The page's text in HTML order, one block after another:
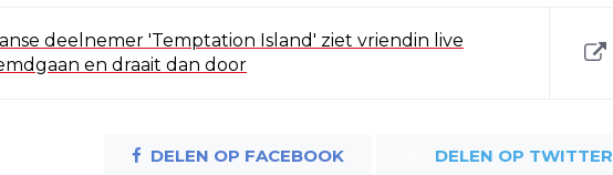
deelnemer 'Temptation Island' ziet vriendin live
en draait dan door
DELEN OP FACEBOOK DELEN OP TWITTER